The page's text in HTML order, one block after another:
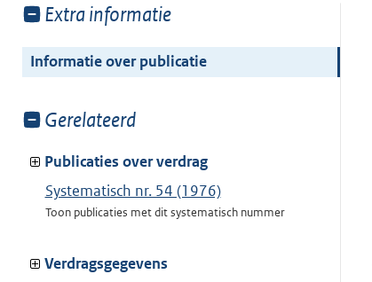
Toon
van:
Extra informatie
Informatie over publicatie
Toon
van:
Gerelateerd
Publicaties over verdrag
Systematisch nr. 54 (1976)
Toon publicaties met dit systematisch nummer
Verdragsgegevens